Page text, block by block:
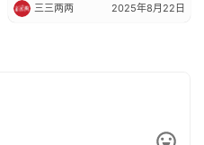
三三两两 2025年8月22日